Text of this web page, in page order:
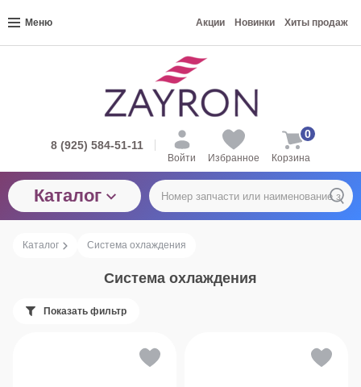
Меню Акции Новинки Хиты продаж
8 (925) 584-51-11
Войти Избранное Корзина
0
Каталог
Каталог Система охлаждения
Система охлаждения
Показать фильтр